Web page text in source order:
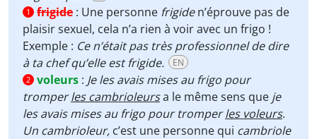
1 frigide : Une personne frigiden’éprouve pas de
plaisir sexuel, cela n’a rien à voir avec un frigo !
Exemple : Ce n’était pas très professionnel de dire
à ta chef qu’elle est frigide.
EN
2 voleurs : Je les avais mises au frigo pour
tromperles cambrioleursa le même sens que je
les avais mises au frigo pour tromperles voleurs.
Un cambrioleur, c’est une personne qui cambriole